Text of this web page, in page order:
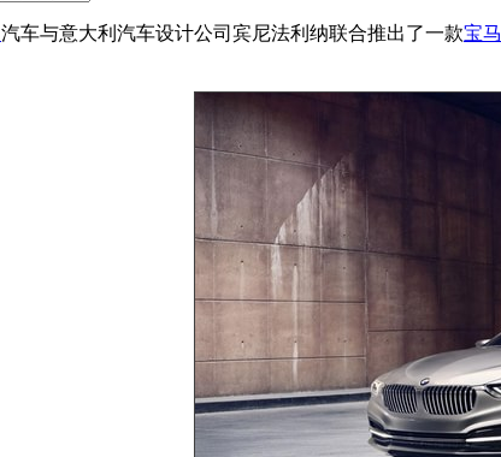
汽车与意大利汽车设计公司宾尼法利纳联合推出了一款宝马